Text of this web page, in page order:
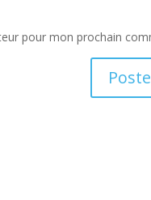
pour mon prochain